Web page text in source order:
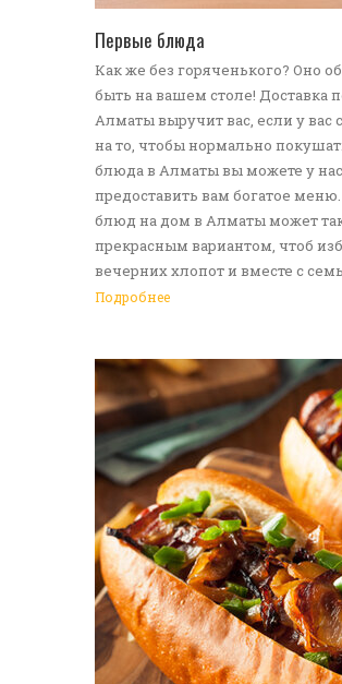
Первые блюда
Как же без горяченького? Оно
быть на вашем столе! Доставка
Алматы выручит вас, если у вас
на то, чтобы нормально
блюда в Алматы вы можете у
предоставить вам богатое
блюд на дом в Алматы может
прекрасным вариантом, чтоб
вечерних хлопот и вместе с
поужинать. Доставка еды в
Подробнее